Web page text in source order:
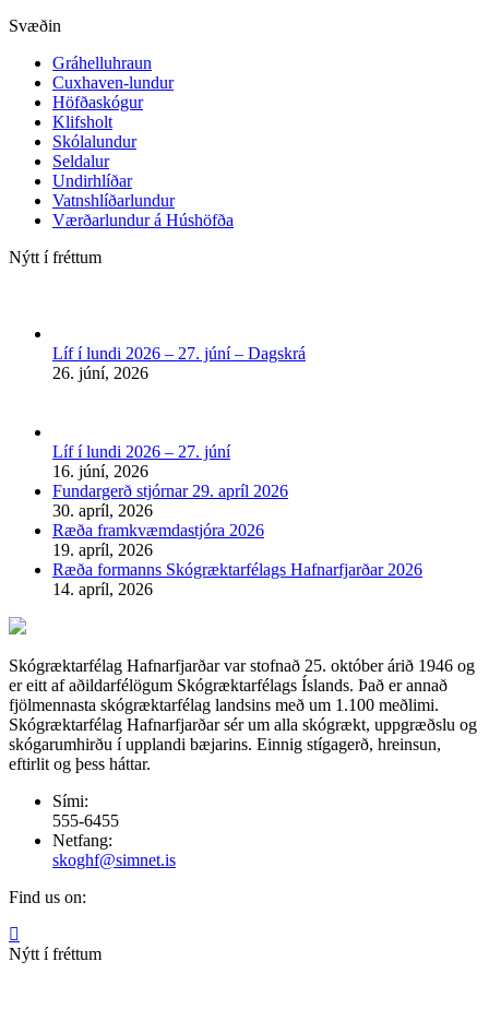
Svæðin
Gráhelluhraun
Cuxhaven-lundur
Höfðaskógur
Klifsholt
Skólalundur
Seldalur
Undirhlíðar
Vatnshlíðarlundur
Værðarlundur á Húshöfða
Nýtt í fréttum
Líf í lundi 2026 – 27. júní – Dagskrá
26. júní, 2026
Líf í lundi 2026 – 27. júní
16. júní, 2026
Fundargerð stjórnar 29. apríl 2026
30. apríl, 2026
Ræða framkvæmdastjóra 2026
19. apríl, 2026
Ræða formanns Skógræktarfélags Hafnarfjarðar 2026
14. apríl, 2026
Skógræktarfélag Hafnarfjarðar var stofnað 25. október árið 1946 og
er eitt af aðildarfélögum Skógræktarfélags Íslands. Það er annað
fjölmennasta skógræktarfélag landsins með um 1.100 meðlimi.
Skógræktarfélag Hafnarfjarðar sér um alla skógrækt, uppgræðslu og
skógarumhirðu í upplandi bæjarins. Einnig stígagerð, hreinsun,
eftirlit og þess háttar.
Sími:
555-6455
Netfang:
skoghf@simnet.is
Find us on:
page
Nýtt í fréttum